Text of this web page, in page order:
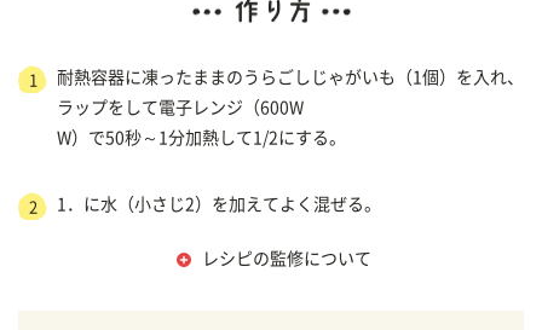
1
耐熱容器に凍ったままのうらごしじゃがいも（1個）を入れ、
ラップをして電子レンジ（600W
W）で50秒～1分加熱して1/2にする。
2 1．に水（小さじ2）を加えてよく混ぜる。
レシピの監修について